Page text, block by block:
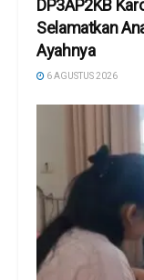
DP3AP2KB
Selamatkan
Ayahnya
6 AGUSTUS 2026